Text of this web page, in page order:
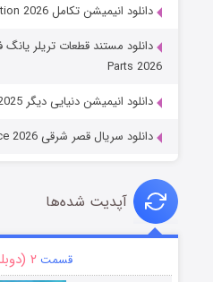
دانلود انیمیشن تکامل Evolution 2026
Parts 2026
دانلود انیمیشن دنیایی دیگر Another World 2025
دانلود سریال قصر شرقی The East Palace 2026
آپدیت شده‌ها
قسمت ۲ (دوبله)